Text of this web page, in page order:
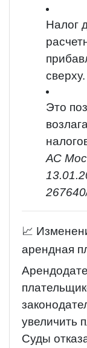
Налог
сверху.
Это
АС
📈
арендная
увеличить
Суды